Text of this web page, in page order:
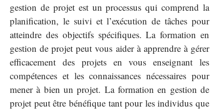
gestion de projet est un processus qui comprend la
planification, le suivi et l’exécution de tâches pour
atteindre des objectifs spécifiques. La formation en
gestion de projet peut vous aider à apprendre à gérer
efficacement des projets en vous enseignant les
compétences et les connaissances nécessaires pour
mener à bien un projet. La formation en gestion de
projet peut être bénéfique tant pour les individus que